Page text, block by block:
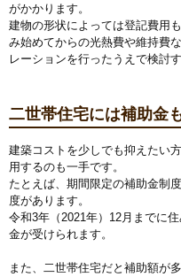
がかかります。
建物の形状によっては登記費用
み始めてからの光熱費や維持費
レーションを行ったうえで検討
二世帯住宅には補助金
建築コストを少しでも抑えたい
用するのも一手です。
たとえば、期間限定の補助金制
度があります。
令和3年（2021年）12月までに
金が受けられます。
また、二世帯住宅だと補助額が